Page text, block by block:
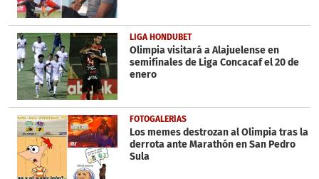
LIGA HONDUBET
Olimpia visitará a Alajuelense en
semifinales de Liga Concacaf el 20 de
enero
FOTOGALERÍAS
Los memes destrozan al Olimpia tras la
derrota ante Marathón en San Pedro
Sula